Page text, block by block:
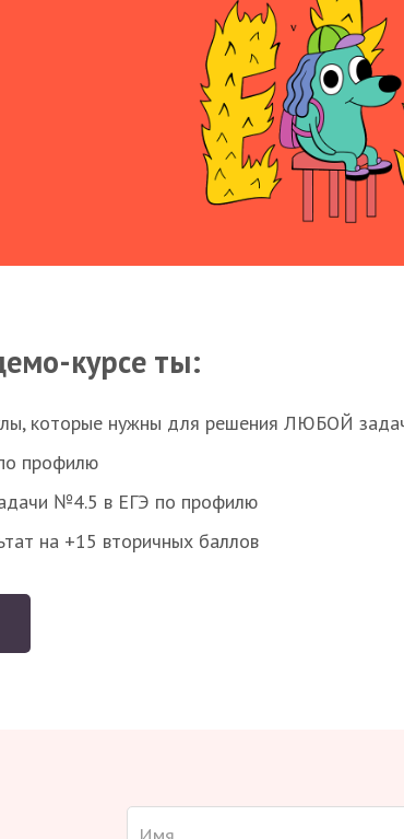
курсе ты:
которые нужны для решения ЛЮБОЙ
профилю
№4.5 в ЕГЭ по профилю
на +15 вторичных баллов